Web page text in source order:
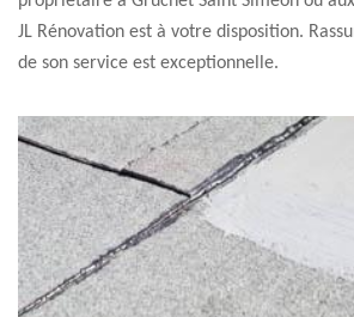
JL Rénovation est à votre disposition.
de son service est exceptionnelle.